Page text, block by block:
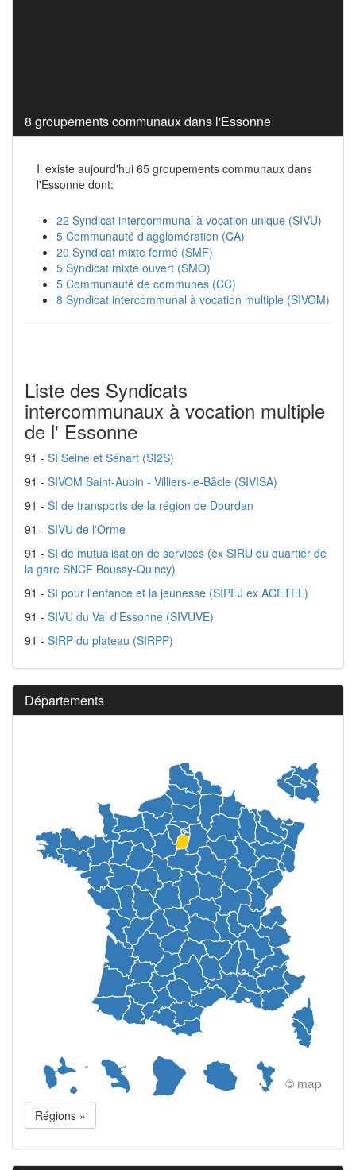
8 groupements communaux dans l'Essonne
Il existe aujourd'hui 65 groupements communaux dans
l'Essonne dont:
22 Syndicat intercommunal à vocation unique (SIVU)
5 Communauté d'agglomération (CA)
20 Syndicat mixte fermé (SMF)
5 Syndicat mixte ouvert (SMO)
5 Communauté de communes (CC)
8 Syndicat intercommunal à vocation multiple (SIVOM)
Liste des Syndicats
intercommunaux à vocation multiple
de l' Essonne
91 - SI Seine et Sénart (SI2S)
91 - SIVOM Saint-Aubin - Villiers-le-Bâcle (SIVISA)
91 - SI de transports de la région de Dourdan
91 - SIVU de l'Orme
91 - SI de mutualisation de services (ex SIRU du quartier de
la gare SNCF Boussy-Quincy)
91 - SI pour l'enfance et la jeunesse (SIPEJ ex ACETEL)
91 - SIVU du Val d'Essonne (SIVUVE)
91 - SIRP du plateau (SIRPP)
Départements
© map
Régions »